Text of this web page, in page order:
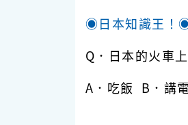
◉日本知識王！
Q．日本的火車
A．吃飯 B．講